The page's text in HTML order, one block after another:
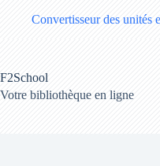
Convertisseur des unités
F2School
Votre bibliothèque en ligne